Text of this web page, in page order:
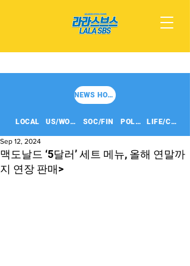
NEWS HOME
LOCAL US/WORLD SOC/FIN POLITICS LIFE/CULT
맥도날드 ‘5달러’ 세트 메뉴, 올해 연말까
지 연장 판매>
Sep 12, 2024